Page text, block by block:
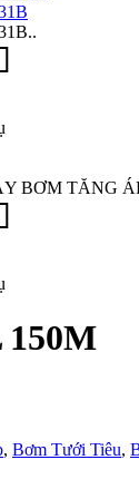
BƠM TĂNG
150M
, Bơm Tưới Tiêu,